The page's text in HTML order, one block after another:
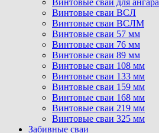
Винтовые сваи для ангара
Винтовые сваи ВСЛ
Винтовые сваи ВСЛМ
Винтовые сваи 57 мм
Винтовые сваи 76 мм
Винтовые сваи 89 мм
Винтовые сваи 108 мм
Винтовые сваи 133 мм
Винтовые сваи 159 мм
Винтовые сваи 168 мм
Винтовые сваи 219 мм
Винтовые сваи 325 мм
Забивные сваи